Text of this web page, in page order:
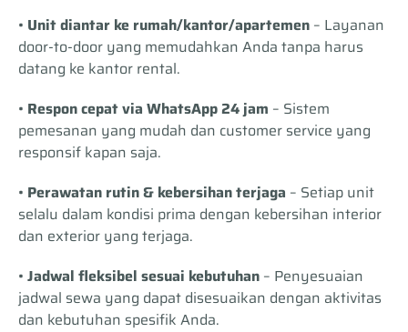
• Unit diantar ke rumah/kantor/apartemen – Layanan
door-to-door yang memudahkan Anda tanpa harus
datang ke kantor rental.
• Respon cepat via WhatsApp 24 jam – Sistem
pemesanan yang mudah dan customer service yang
responsif kapan saja.
• Perawatan rutin & kebersihan terjaga – Setiap unit
selalu dalam kondisi prima dengan kebersihan interior
dan exterior yang terjaga.
• Jadwal fleksibel sesuai kebutuhan – Penyesuaian
jadwal sewa yang dapat disesuaikan dengan aktivitas
dan kebutuhan spesifik Anda.